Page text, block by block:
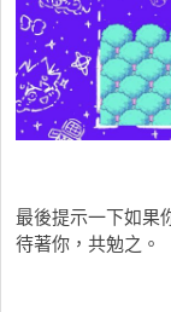
最後提示一下如果
待著你，共勉之。